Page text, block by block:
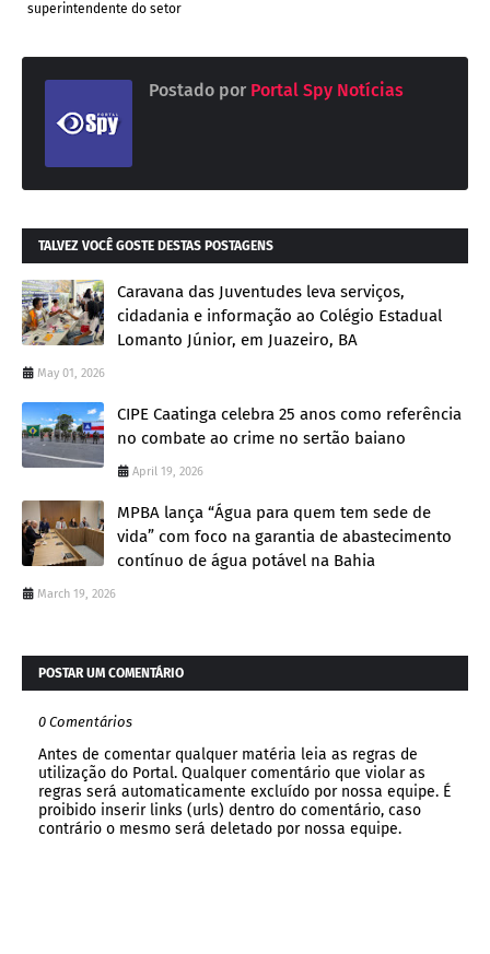
superintendente do setor
Postado por Portal Spy Notícias
TALVEZ VOCÊ GOSTE DESTAS POSTAGENS
Caravana das Juventudes leva serviços,
cidadania e informação ao Colégio Estadual
Lomanto Júnior, em Juazeiro, BA
May 01, 2026
CIPE Caatinga celebra 25 anos como referência
no combate ao crime no sertão baiano
April 19, 2026
MPBA lança “Água para quem tem sede de
vida” com foco na garantia de abastecimento
contínuo de água potável na Bahia
March 19, 2026
POSTAR UM COMENTÁRIO
0 Comentários
Antes de comentar qualquer matéria leia as regras de
utilização do Portal. Qualquer comentário que violar as
regras será automaticamente excluído por nossa equipe. É
proibido inserir links (urls) dentro do comentário, caso
contrário o mesmo será deletado por nossa equipe.